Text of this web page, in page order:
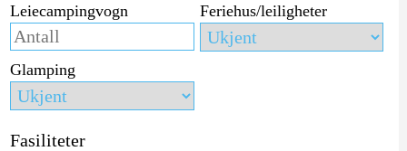
Leiecampingvogn Feriehus/leiligheter
Glamping
Fasiliteter